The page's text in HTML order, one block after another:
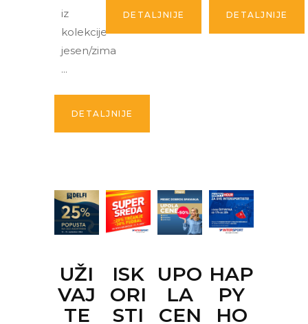
iz
kolekcije
jesen/zima
DETALJNIJE
DETALJNIJE DETALJNIJE
UŽI
VAJ
TE
ISK
ORI
STI
UPO
LA
CEN
HAP
PY
HO